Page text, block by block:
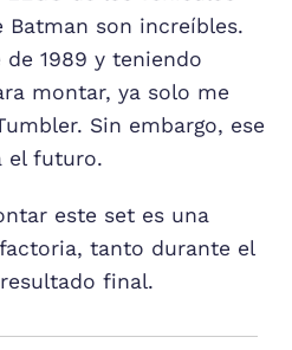
Batman son increíbles.
1989 y teniendo
montar, ya solo me
Sin embargo, ese
el futuro.
este set es una
tanto durante el
final.